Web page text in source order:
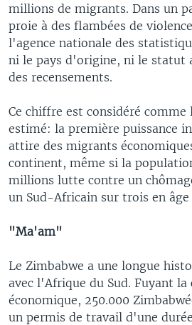
millions de migrants. Dans un
proie à des flambées de
l'agence nationale des
ni le pays d'origine, ni le statut
des recensements.
Ce chiffre est considéré
estimé: la première puissance
attire des migrants
continent, même si la
millions lutte contre un
un Sud-Africain sur trois en
"Ma'am"
Le Zimbabwe a une longue
avec l'Afrique du Sud. Fuyant
économique, 250.000
un permis de travail d'une